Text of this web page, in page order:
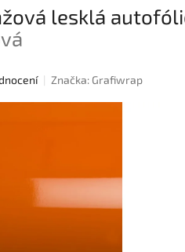
lesklá
Značka: Grafiwrap